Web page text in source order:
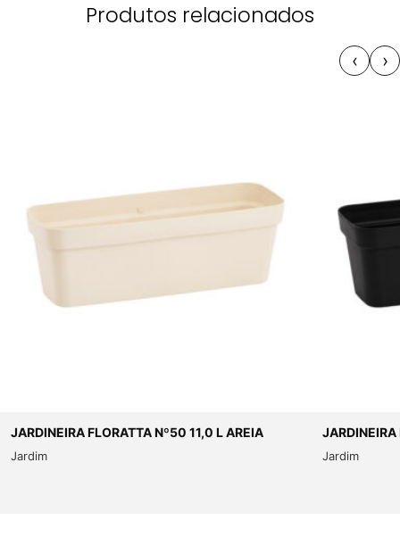
Produtos relacionados
‹ ›
JARDINEIRA FLORATTA Nº50 11,0 L AREIA
Jardim
JARDINEIRA
Jardim